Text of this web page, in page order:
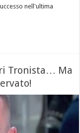
nell'ultima
Tronista… Ma